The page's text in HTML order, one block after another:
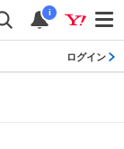
i
ログイン